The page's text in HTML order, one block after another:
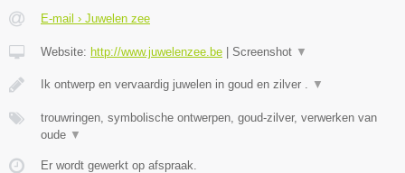
E-mail › Juwelen zee
Website: http://www.juwelenzee.be Screenshot ▼
Ik ontwerp en vervaardig juwelen in goud en zilver . ▼
trouwringen, symbolische ontwerpen, goud-zilver, verwerken van
oude ▼
Er wordt gewerkt op afspraak.